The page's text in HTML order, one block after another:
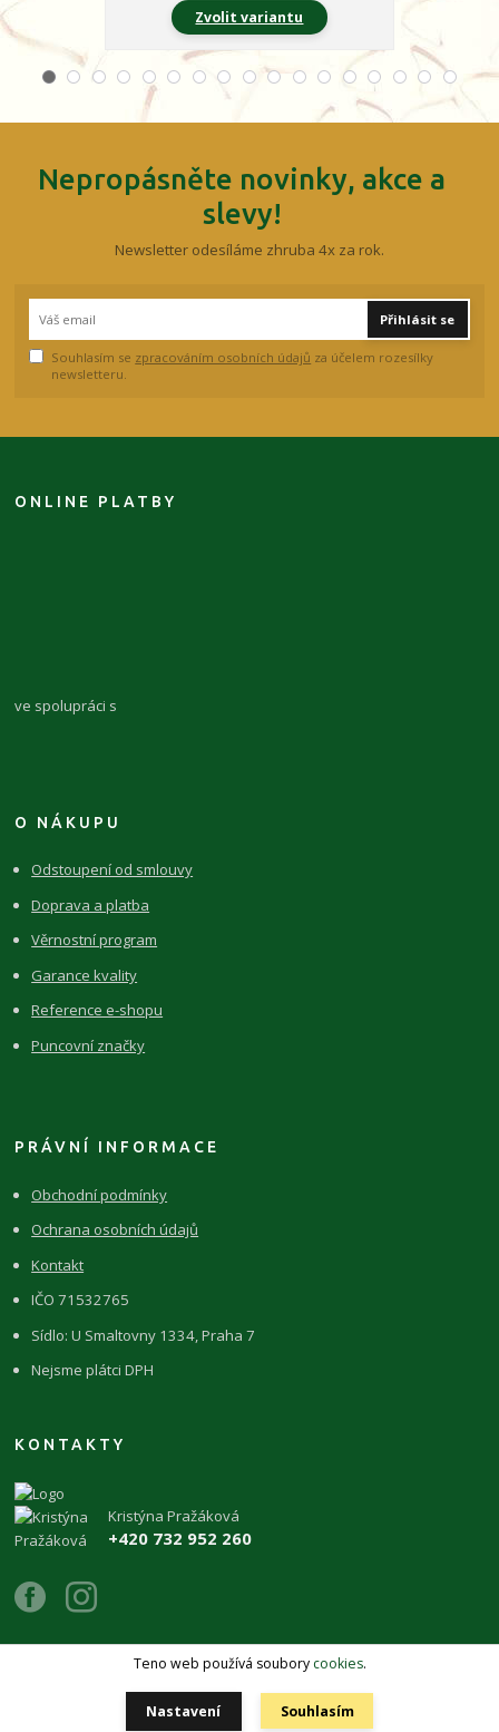
Zvolit variantu
Nepropásněte novinky, akce a
slevy!
Newsletter odesíláme zhruba 4x za rok.
Přihlásit se
Souhlasím se zpracováním osobních údajů za účelem rozesílky
newsletteru.
ONLINE PLATBY
ve spolupráci s
O NÁKUPU
Odstoupení od smlouvy
Doprava a platba
Věrnostní program
Garance kvality
Reference e-shopu
Puncovní značky
PRÁVNÍ INFORMACE
Obchodní podmínky
Ochrana osobních údajů
Kontakt
IČO 71532765
Sídlo: U Smaltovny 1334, Praha 7
Nejsme plátci DPH
KONTAKTY
Kristýna Pražáková
+420 732 952 260
Copyright 2026 © ŽIVÉKAMENY Kristýna Pražáková
Teno web používá soubory cookies.
Nastavení Souhlasím